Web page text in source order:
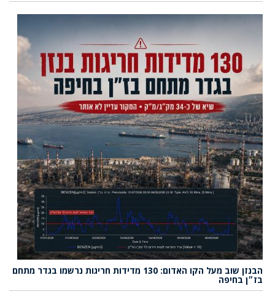
הבנזן שוב מעל הקו האדום: 130 מדידות חריגות נרשמו בגדר מתחם
בז״ן בחיפה